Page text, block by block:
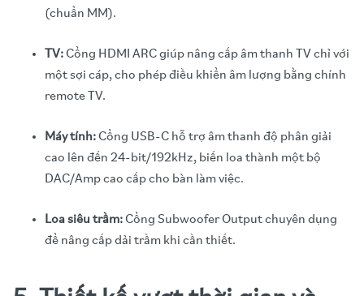
(chuẩn MM).
TV:Cổng HDMI ARC giúp nâng cấp âm thanh TV chỉ với
một sợi cáp, cho phép điều khiển âm lượng bằng chính
remote TV.
Máy tính:Cổng USB-C hỗ trợ âm thanh độ phân giải
cao lên đến 24-bit/192kHz, biến loa thành một bộ
DAC/Amp cao cấp cho bàn làm việc.
Loa siêu trầm:Cổng Subwoofer Output chuyên dụng
để nâng cấp dải trầm khi cần thiết.